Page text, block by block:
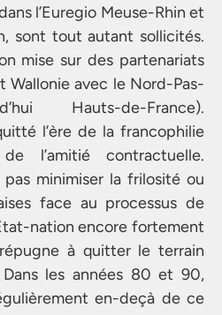
l’Euregio Meuse-Rhin et
sont tout autant sollicités.
mise sur des partenariats
Wallonie avec le Nord-Pas-
Hauts-de-France).
l’ère de la francophilie
l’amitié contractuelle.
minimiser la frilosité ou
face au processus de
nation encore fortement
à quitter le terrain
Dans les années 80 et 90,
en-deçà de ce